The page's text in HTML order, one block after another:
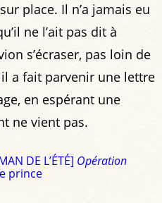
place. Il n’a jamais eu
ne l’ait pas dit à
s’écraser, pas loin de
a fait parvenir une lettre
en espérant une
ne vient pas.
DE L’ÉTÉ] Opération
prince